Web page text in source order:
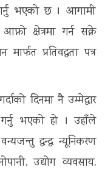
गर्नु भएको छ । आगामी
क्षेत्रमा गर्न सक्ने
प्रतिवद्धता पत्र
दिनमा नै उम्मेद्वार
गर्नु भएको हो । उहाँले
द्वन्द्व न्यूनिकरण
उद्योग व्यवसाय,